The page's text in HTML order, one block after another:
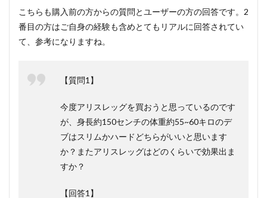
こちらも購入前の方からの質問とユーザーの方の回答です。2
番目の方はご自身の経験も含めとてもリアルに回答されてい
て、参考になりますね。
【質問1】
今度アリスレッグを買おうと思っているのです
が、身長約150センチの体重約55~60キロのデ
ブはスリムかハードどちらがいいと思います
か？またアリスレッグはどのくらいで効果出ま
すか？
【回答1】